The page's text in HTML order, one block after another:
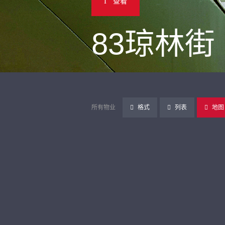
83琼林街
所有物业 格式 列表 地图